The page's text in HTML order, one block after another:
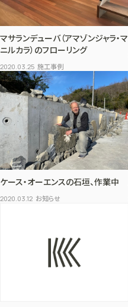
マサランデューバ（アマゾンジャラ・マ
ニルカラ）のフローリング
2020.03.25 施工事例
ケース・オーエンスの石垣、作業中
2020.03.12 お知らせ